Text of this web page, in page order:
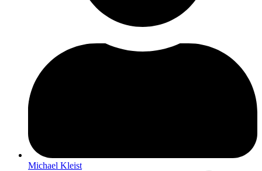
Michael Kleist